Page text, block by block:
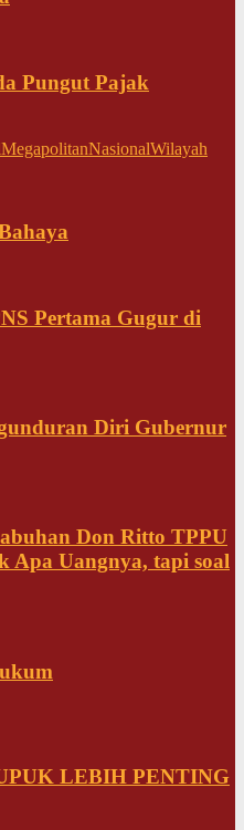
Pungut Pajak
MegapolitanNasionalWilayah
Pertama Gugur di
Diri Gubernur
Don Ritto TPPU
Apa Uangnya, tapi soal
LEBIH PENTING